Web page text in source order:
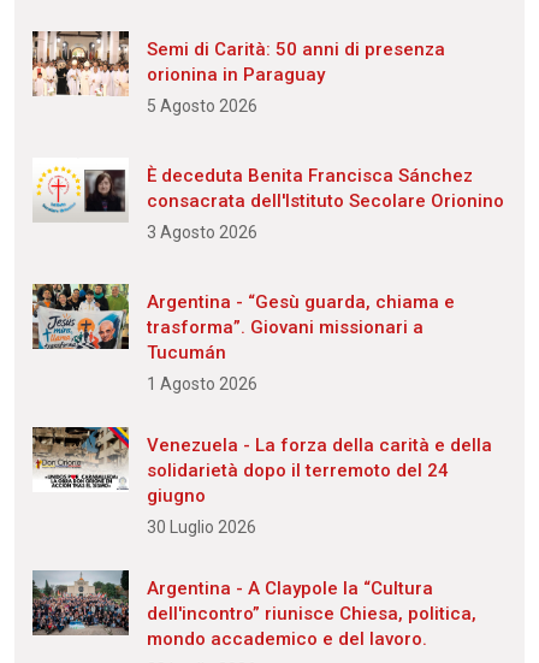
Semi di Carità: 50 anni di presenza
orionina in Paraguay
5 Agosto 2026
È deceduta Benita Francisca Sánchez
consacrata dell'Istituto Secolare Orionino
3 Agosto 2026
Argentina - “Gesù guarda, chiama e
trasforma”. Giovani missionari a
Tucumán
1 Agosto 2026
Venezuela - La forza della carità e della
solidarietà dopo il terremoto del 24
giugno
30 Luglio 2026
Argentina - A Claypole la “Cultura
dell'incontro” riunisce Chiesa, politica,
mondo accademico e del lavoro.